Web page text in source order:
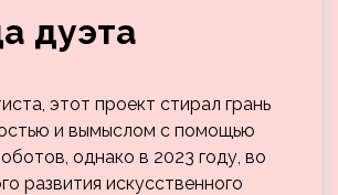
дуэта
этот проект стирал грань
и вымыслом с помощью
однако в 2023 году, во
развития искусственного